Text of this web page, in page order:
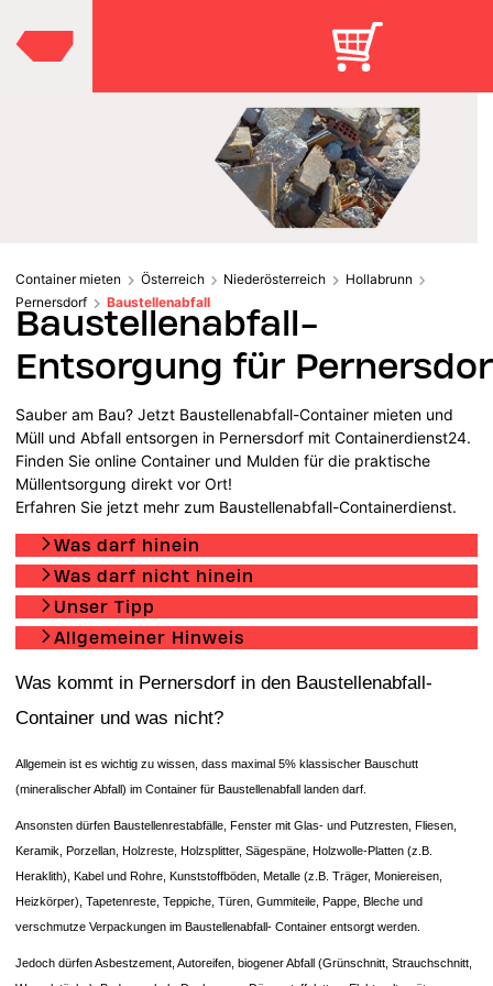
Container mieten Österreich Niederösterreich
Hollabrunn
Pernersdorf
Baustellenabfall
Baustellenabfall-
Entsorgung für
Sauber am Bau? Jetzt Baustellenabfall-Container mieten und
Müll und Abfall entsorgen in Pernersdorf mit Containerdienst24.
Finden Sie online Container und Mulden für die praktische
Müllentsorgung direkt vor Ort!
Erfahren Sie jetzt mehr zum Baustellenabfall-Containerdienst.
Was darf hinein
Was darf nicht hinein
Unser Tipp
Allgemeiner Hinweis
Was kommt in Pernersdorf in den Baustellenabfall-
Container und was nicht?
Allgemein ist es wichtig zu wissen, dass maximal 5% klassischer Bauschutt
(mineralischer Abfall) im Container für Baustellenabfall landen darf.
Ansonsten dürfen Baustellenrestabfälle, Fenster mit Glas- und Putzresten, Fliesen,
Keramik, Porzellan, Holzreste, Holzsplitter, Sägespäne, Holzwolle-Platten (z.B.
Heraklith), Kabel und Rohre, Kunststoffböden, Metalle (z.B. Träger, Moniereisen,
Heizkörper), Tapetenreste, Teppiche, Türen, Gummiteile, Pappe, Bleche und
verschmutze Verpackungen im Baustellenabfall- Container entsorgt werden.
Jedoch dürfen Asbestzement, Autoreifen, biogener Abfall (Grünschnitt, Strauchschnitt,